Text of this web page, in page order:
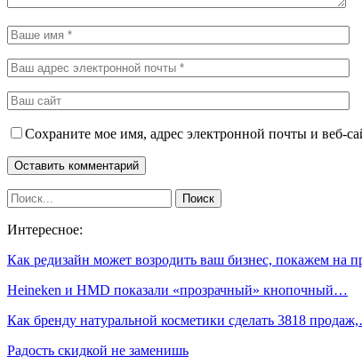
Сохраните мое имя, адрес электронной почты и веб-
Интересное:
Как редизайн может возродить ваш бизнес, покажем на
Heineken и HMD показали «прозрачный» кнопочный…
Как бренду натуральной косметики сделать 3818
Радость скидкой не заменишь